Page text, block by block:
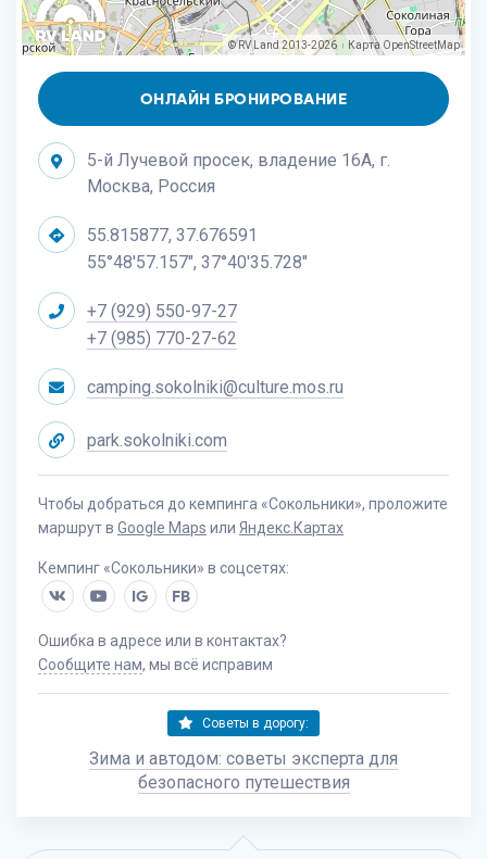
© RV Land 2013-2026 | КартаOpenStreetMap
ОНЛАЙН БРОНИРОВАНИЕ
5-й Лучевой просек, владение 16А, г.
Москва, Россия
55.815877, 37.676591
55°48'57.157", 37°40'35.728"
+7 (929) 550-97-27
+7 (985) 770-27-62
camping.sokolniki@culture.mos.ru
park.sokolniki.com
Чтобы добраться до кемпинга «Сокольники», проложите
маршрут в Google Maps или Яндекс.Картах
Кемпинг «Сокольники» в соцсетях:
IG FB
Ошибка в адресе или в контактах?
Сообщите нам, мы всё исправим
Советы в дорогу:
Зима и автодом: советы эксперта для
безопасного путешествия